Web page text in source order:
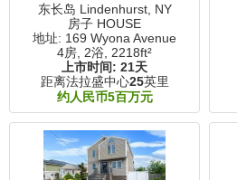
东长岛 Lindenhurst, NY
房子 HOUSE
地址: 169 Wyona Avenue
4房, 2浴, 2218ft²
上市时间: 21天
距离法拉盛中心25英里
约人民币5百万元